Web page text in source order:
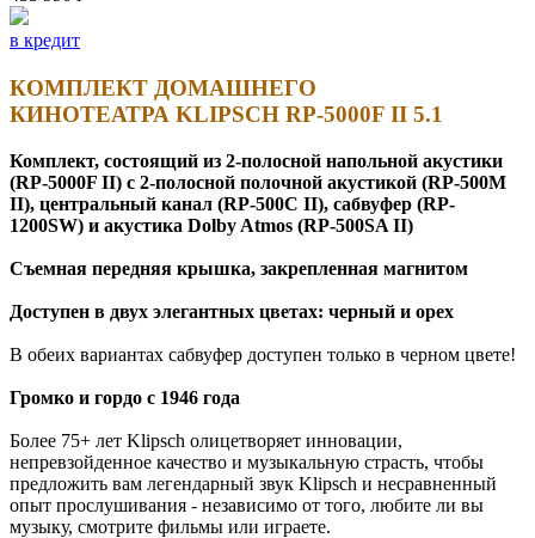
в кредит
КОМПЛЕКТ ДОМАШНЕГО
КИНОТЕАТРА KLIPSCH RP-5000F II 5.1
Комплект, состоящий из 2-полосной напольной акустики
(RP-5000F II) с 2-полосной полочной акустикой (RP-500M
II), центральный канал (RP-500C II), сабвуфер (RP-
1200SW) и акустика Dolby Atmos (RP-500SA II)
Съемная передняя крышка, закрепленная магнитом
Доступен в двух элегантных цветах: черный и орех
В обеих вариантах сабвуфер доступен только в черном цвете!
Громко и гордо с 1946 года
Более 75+ лет Klipsch олицетворяет инновации,
непревзойденное качество и музыкальную страсть, чтобы
предложить вам легендарный звук Klipsch и несравненный
опыт прослушивания - независимо от того, любите ли вы
музыку, смотрите фильмы или играете.